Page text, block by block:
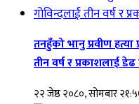
तनहुँको भानु प्रवीण
तीन वर्ष र प्रकाशलाई
२२ जेष्ठ २०८०, सोमबार